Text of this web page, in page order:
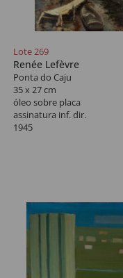
Lote 269
Renée Lefèvre
Ponta do Caju
35 x 27 cm
óleo sobre placa
assinatura inf. dir.
1945